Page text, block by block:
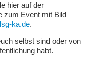
hier auf der
zum Event mit Bild
ka.de.
selbst sind oder von
habt.